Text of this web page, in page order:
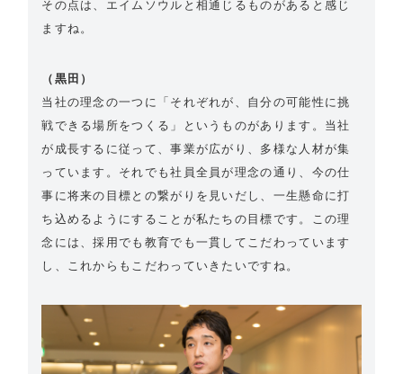
その点は、エイムソウルと相通じるものがあると感じ
ますね。
（黒田）
当社の理念の一つに「それぞれが、自分の可能性に挑
戦できる場所をつくる」というものがあります。当社
が成長するに従って、事業が広がり、多様な人材が集
っています。それでも社員全員が理念の通り、今の仕
事に将来の目標との繋がりを見いだし、一生懸命に打
ち込めるようにすることが私たちの目標です。この理
念には、採用でも教育でも一貫してこだわっています
し、これからもこだわっていきたいですね。